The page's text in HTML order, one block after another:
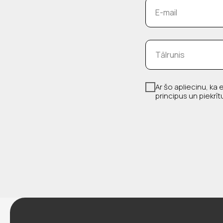
E-mail
Tālrunis
Ar šo apliecinu, ka
principus un